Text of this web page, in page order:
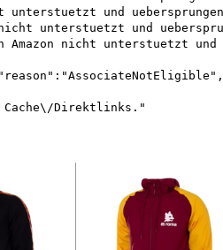
und
unterstuetzt und
nicht unterstuetzt und
Cache\/Direktlinks."